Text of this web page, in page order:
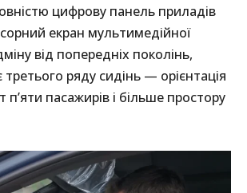
цифрову панель приладів
екран мультимедійної
від попередніх поколінь,
ряду сидінь — орієнтація
пасажирів і більше простору